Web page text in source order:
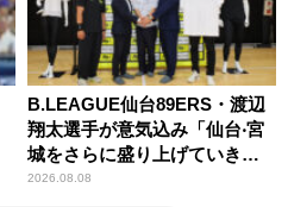
B.LEAGUE仙台89ERS・渡辺
翔太選手が意気込み「仙台‧宮
城をさらに盛り上げていきた
いです」
2026.08.08